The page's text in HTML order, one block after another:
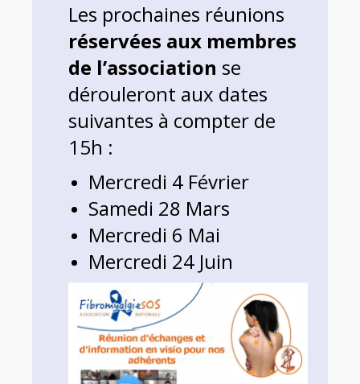
Les prochaines réunions
réservées aux membres
de l’association se
dérouleront aux dates
suivantes à compter de
15h :
Mercredi 4 Février
Samedi 28 Mars
Mercredi 6 Mai
Mercredi 24 Juin